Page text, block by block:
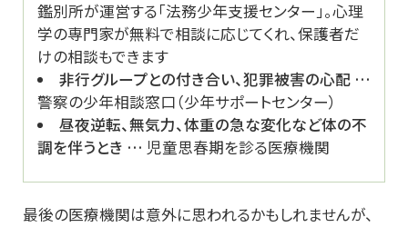
鑑別所が運営する「法務少年支援センター」。心理
学の専門家が無料で相談に応じてくれ、保護者だ
けの相談もできます
非行グループとの付き合い、犯罪被害の心配 …
警察の少年相談窓口（少年サポートセンター）
昼夜逆転、無気力、体重の急な変化など体の不
調を伴うとき … 児童思春期を診る医療機関
最後の医療機関は意外に思われるかもしれませんが、